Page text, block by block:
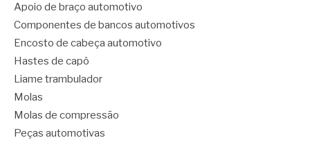
Apoio de braço automotivo
Componentes de bancos automotivos
Encosto de cabeça automotivo
Hastes de capô
Liame trambulador
Molas
Molas de compressão
Peças automotivas